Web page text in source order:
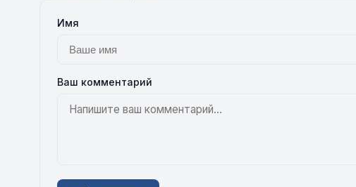
Имя
Ваш комментарий